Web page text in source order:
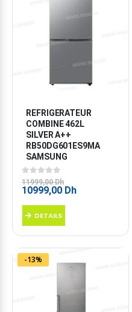
REFRIGERATEUR
COMBINE 462L
SILVER A++
RB50DG601ES9MA
SAMSUNG
0 sur 5
11999,00Dh
Le
était :
11999,00 Dh.
10999,00 DhLe
10999,00 Dh.
DETAILS
-13%